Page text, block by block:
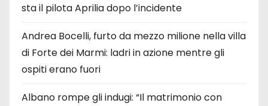
sta il pilota Aprilia dopo l’incidente
Andrea Bocelli, furto da mezzo milione nella villa
di Forte dei Marmi: ladri in azione mentre gli
ospiti erano fuori
Albano rompe gli indugi: “Il matrimonio con